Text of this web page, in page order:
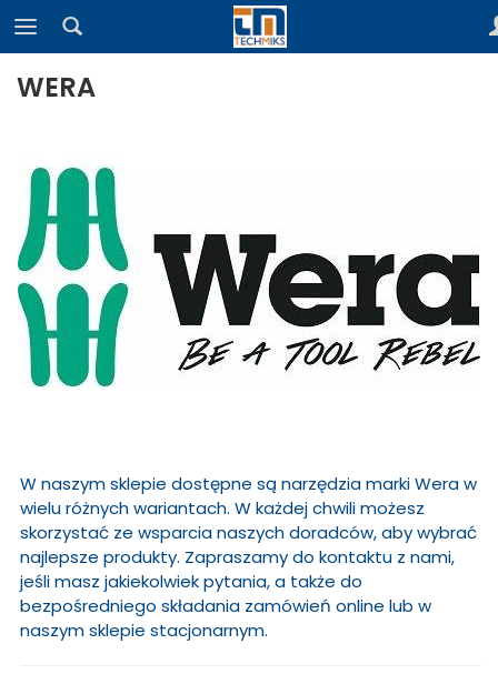
WERA
W naszym sklepie dostępne są narzędzia marki Wera w
wielu różnych wariantach. W każdej chwili możesz
skorzystać ze wsparcia naszych doradców, aby wybrać
najlepsze produkty. Zapraszamy do kontaktu z nami,
jeśli masz jakiekolwiek pytania, a także do
bezpośredniego składania zamówień online lub w
naszym sklepie stacjonarnym.